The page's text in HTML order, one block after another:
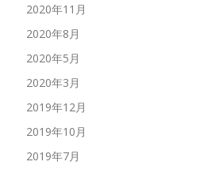
2020年11月
2020年8月
2020年5月
2020年3月
2019年12月
2019年10月
2019年7月